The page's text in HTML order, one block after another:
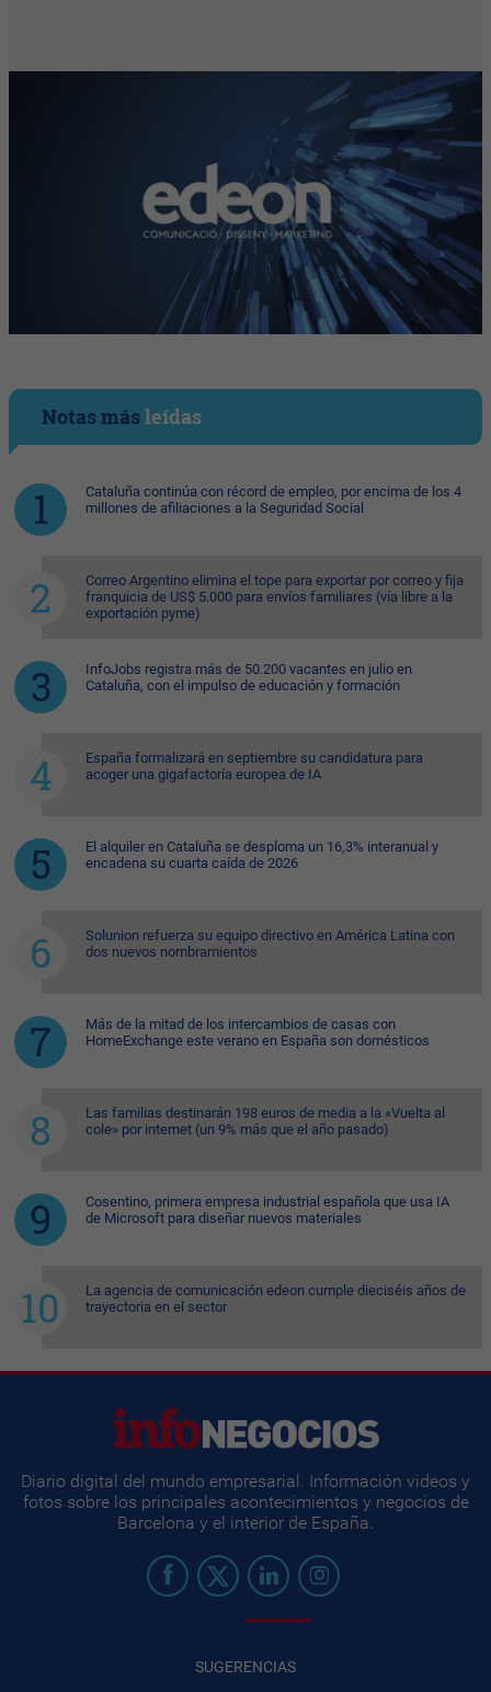
Notas másleídas
Cataluña continúa con récord de empleo, por encima de los 4
millones de afiliaciones a la Seguridad Social
Correo Argentino elimina el tope para exportar por correo y fija
franquicia de US$ 5.000 para envíos familiares (vía libre a la
exportación pyme)
InfoJobs registra más de 50.200 vacantes en julio en
Cataluña, con el impulso de educación y formación
España formalizará en septiembre su candidatura para
acoger una gigafactoría europea de IA
El alquiler en Cataluña se desploma un 16,3% interanual y
encadena su cuarta caída de 2026
Solunion refuerza su equipo directivo en América Latina con
dos nuevos nombramientos
Más de la mitad de los intercambios de casas con
HomeExchange este verano en España son domésticos
Las familias destinarán 198 euros de media a la «Vuelta al
cole» por internet (un 9% más que el año pasado)
Cosentino, primera empresa industrial española que usa IA
de Microsoft para diseñar nuevos materiales
La agencia de comunicación edeon cumple dieciséis años de
trayectoria en el sector
Diario digital del mundo empresarial. Información videos y
fotos sobre los principales acontecimientos y negocios de
Barcelona y el interior de España.
SUGERENCIAS